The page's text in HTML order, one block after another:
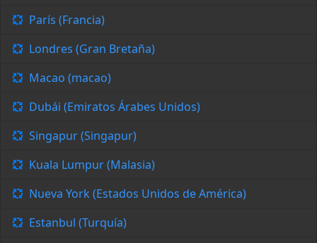
París (Francia)
Londres (Gran Bretaña)
Macao (macao)
Dubái (Emiratos Árabes Unidos)
Singapur (Singapur)
Kuala Lumpur (Malasia)
Nueva York (Estados Unidos de América)
Estanbul (Turquía)